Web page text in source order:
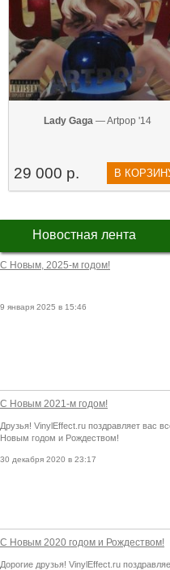
Lady Gaga — Artpop '14
29 000 р. В
Новостная лента
С Новым, 2025-м годом!
9 января 2025 в 15:46
С Новым 2021-м годом!
Друзья! VinylEffect.ru поздравляет вас
Новым годом и Рождеством!
30 декабря 2020 в 23:17
С Новым 2020 годом и Рождеством!
Дорогие друзья! VinylEffect.ru